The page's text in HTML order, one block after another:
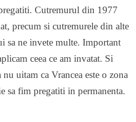
Cutremurul din 1977
precum si cutremurele din alte
sa ne invete multe. Important
ceea ce am invatat. Si
nu uitam ca Vrancea este o zona
sa fim pregatiti in permanenta.